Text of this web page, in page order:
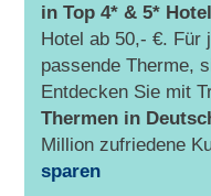
in Top 4* & 5*
Hotel ab 50,- €. Für
passende Therme,
Entdecken Sie mit
Thermen in
Million zufriedene
sparen